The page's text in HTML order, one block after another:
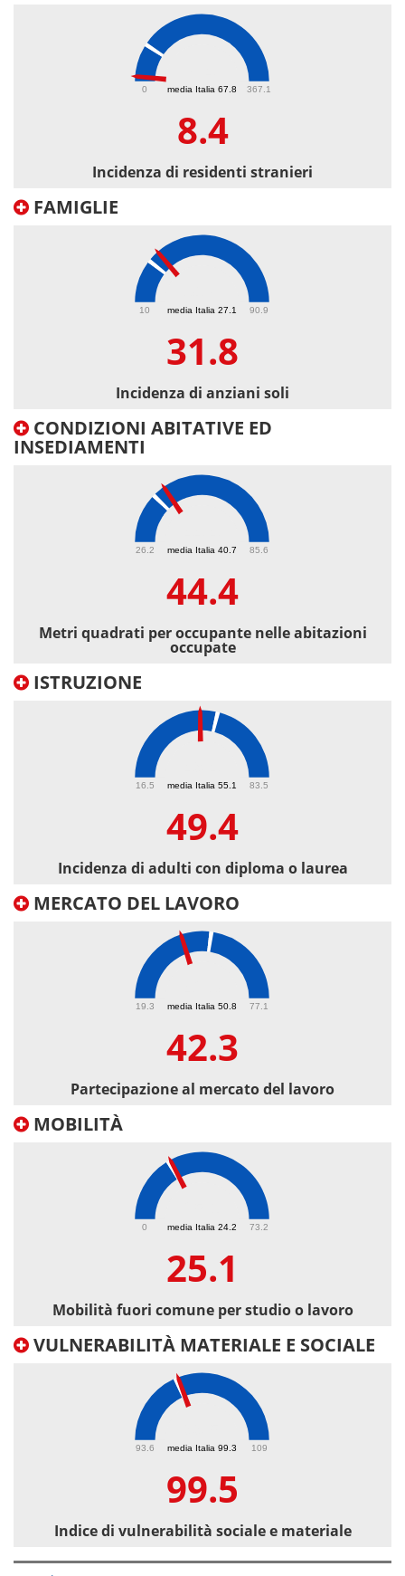
media Italia 67.8
0 367.1
8.4
Incidenza di residenti stranieri
FAMIGLIE
media Italia 27.1
10 90.9
31.8
Incidenza di anziani soli
CONDIZIONI ABITATIVE ED
INSEDIAMENTI
media Italia 40.7
26.2 85.6
44.4
Metri quadrati per occupante nelle abitazioni
occupate
ISTRUZIONE
media Italia 55.1
16.5 83.5
49.4
Incidenza di adulti con diploma o laurea
MERCATO DEL LAVORO
media Italia 50.8
19.3 77.1
42.3
Partecipazione al mercato del lavoro
MOBILITÀ
media Italia 24.2
0 73.2
25.1
Mobilità fuori comune per studio o lavoro
VULNERABILITÀ MATERIALE E SOCIALE
media Italia 99.3
93.6 109
99.5
Indice di vulnerabilità sociale e materiale